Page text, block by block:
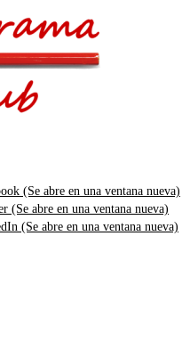
(Se abre en una ventana nueva)
(Se abre en una ventana nueva)
(Se abre en una ventana nueva)